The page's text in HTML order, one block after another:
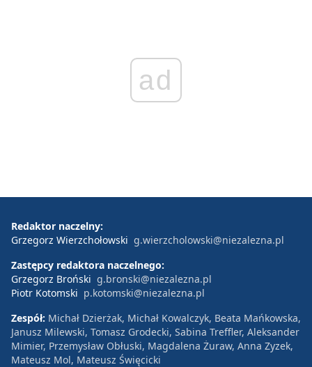
ad
Redaktor naczelny:
Grzegorz Wierzchołowski g.wierzcholowski@niezalezna.pl
Zastępcy redaktora naczelnego:
Grzegorz Broński g.bronski@niezalezna.pl
Piotr Kotomski p.kotomski@niezalezna.pl
Zespół: Michał Dzierżak, Michał Kowalczyk, Beata Mańkowska,
Janusz Milewski, Tomasz Grodecki, Sabina Treffler, Aleksander
Mimier, Przemysław Obłuski, Magdalena Żuraw, Anna Zyzek,
Mateusz Mol, Mateusz Święcicki